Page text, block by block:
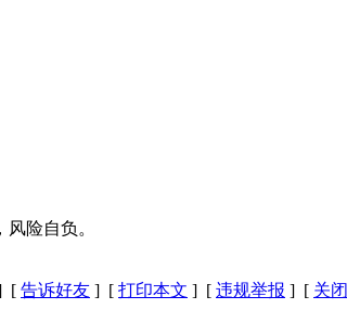
险自负。
[ 告诉好友 ] [ 打印本文 ] [ 违规举报 ] [ 关